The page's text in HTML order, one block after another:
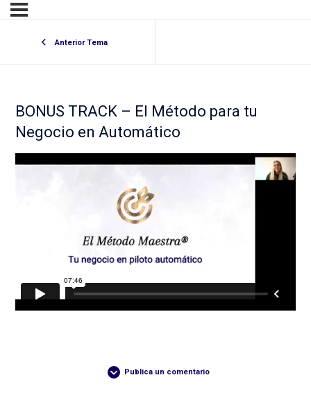
Anterior Tema
BONUS TRACK – El Método para tu
Negocio en Automático
Publica un comentario